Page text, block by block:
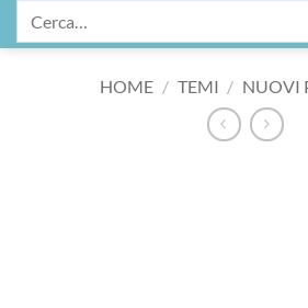
HOME / TEMI / NUOVI